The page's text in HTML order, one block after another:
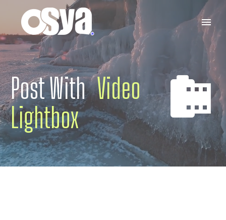


Post With Video
Lightbox